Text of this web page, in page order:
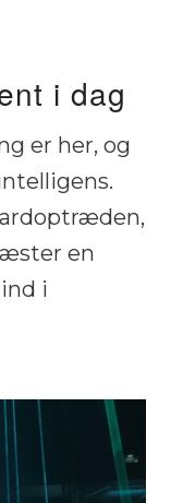
i dag
er her, og
en
i